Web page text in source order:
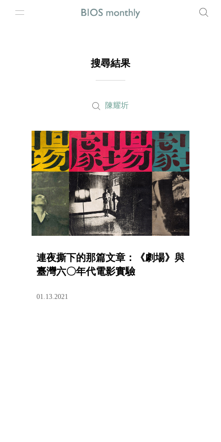
搜尋結果
陳耀圻
連夜撕下的那篇文章：《劇場》與
臺灣六〇年代電影實驗
01.13.2021